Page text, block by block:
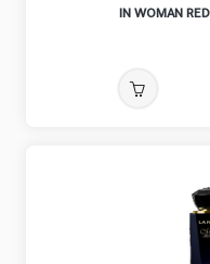
IN WOMAN